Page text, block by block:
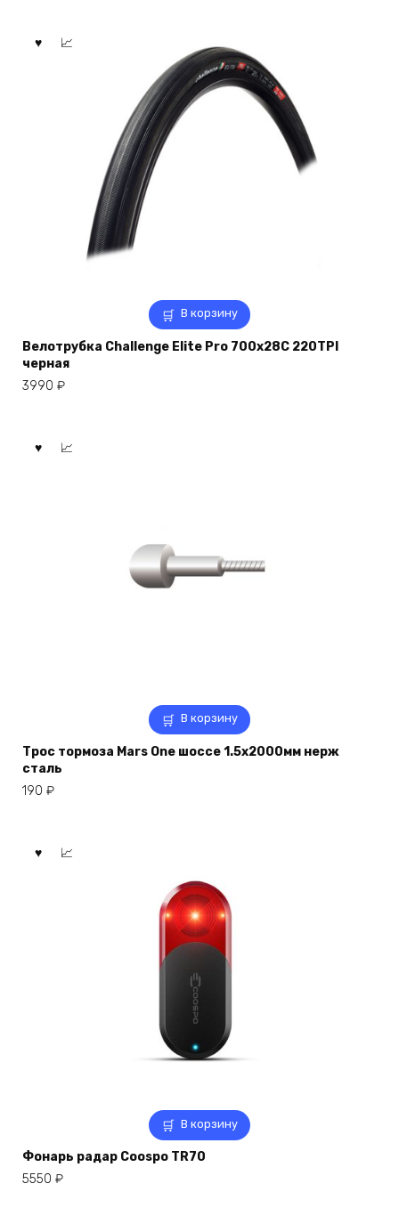
В корзину
Велотрубка Challenge Elite Pro 700x28C 220TPI
черная
3990 ₽
В корзину
Трос тормоза Mars One шоссе 1.5х2000мм нерж
сталь
190 ₽
В корзину
Фонарь радар Coospo TR70
5550 ₽